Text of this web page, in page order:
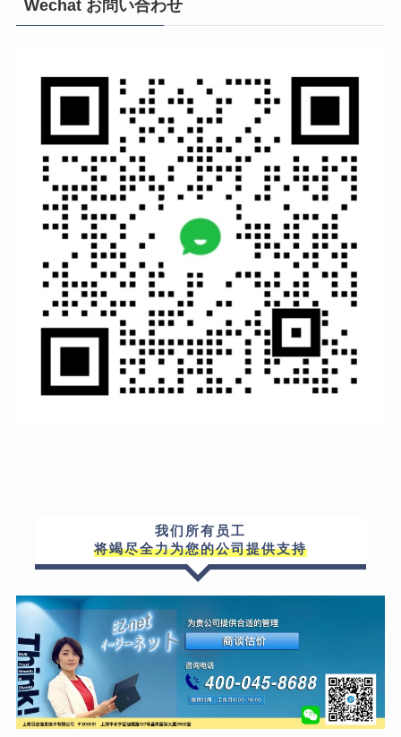
Wechat お問い合わせ
我们所有员工
将竭尽全力为您的公司提供支持